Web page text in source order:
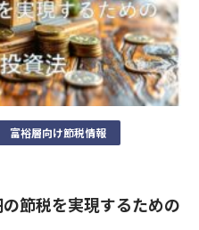
富裕層向け節税情報
節税を実現するための
た各種資料を発送するため。
ト情報をご提供するため。
業務およびこれらに付帯・関
お、当社に対し保険募集業務
、それぞれの会社のホームペ
、相当の関連性を有すると合
行い、その内容をご本人に対
を含む。以下同じ。）により
信する
，「当社」といいます。）
サービス（以下「本サービス」
情報の取扱いについて、以下
下「本ポリシー」といいま
動産業・保険業に対する社会
様の個人情報を適正にお取り
いに同意する
希望の無料個別セミナー時間
月～土曜9:00～21:00(日祝祭
いて
，「当社」といいます。）
ービス（以下「本サービス」
情報の取扱いについて、以下